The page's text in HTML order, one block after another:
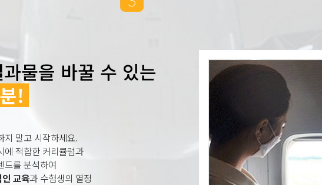
물을 바꿀 수 있는
!
지 말고 시작하세요.
에 적합한 커리큘럼과
드를 분석하여
교육과 수험생의 열정